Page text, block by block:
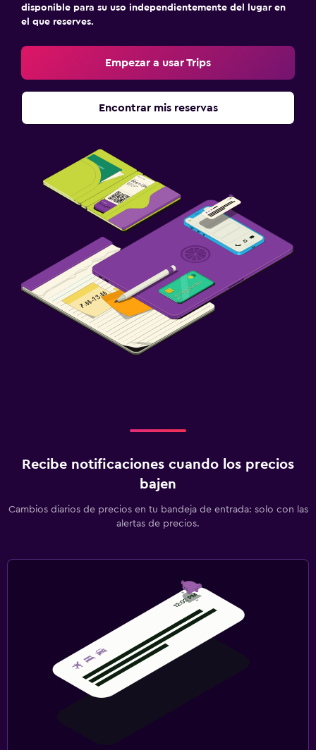
disponible para su uso independientemente del lugar en
el que reserves.
Empezar a usar Trips
Encontrar mis reservas
Recibe notificaciones cuando los precios
bajen
Cambios diarios de precios en tu bandeja de entrada: solo con las
alertas de precios.